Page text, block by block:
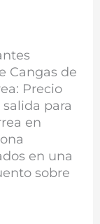
Cangas de
Precio
para
en
en una
sobre